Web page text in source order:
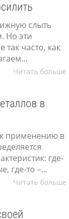
слыть
Но эти
так часто, как
Читать больше
в
применению в
где-
где-то –...
Читать больше